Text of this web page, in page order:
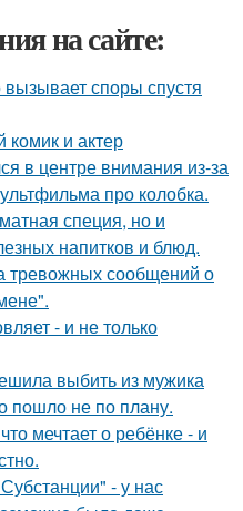
на сайте:
споры спустя
комик и актер
в центре внимания из-за
про колобка.
специя, но и
напитков и блюд.
тревожных сообщений о
- и не только
выбить из мужика
пошло не по плану.
мечтает о ребёнке - и
- у нас